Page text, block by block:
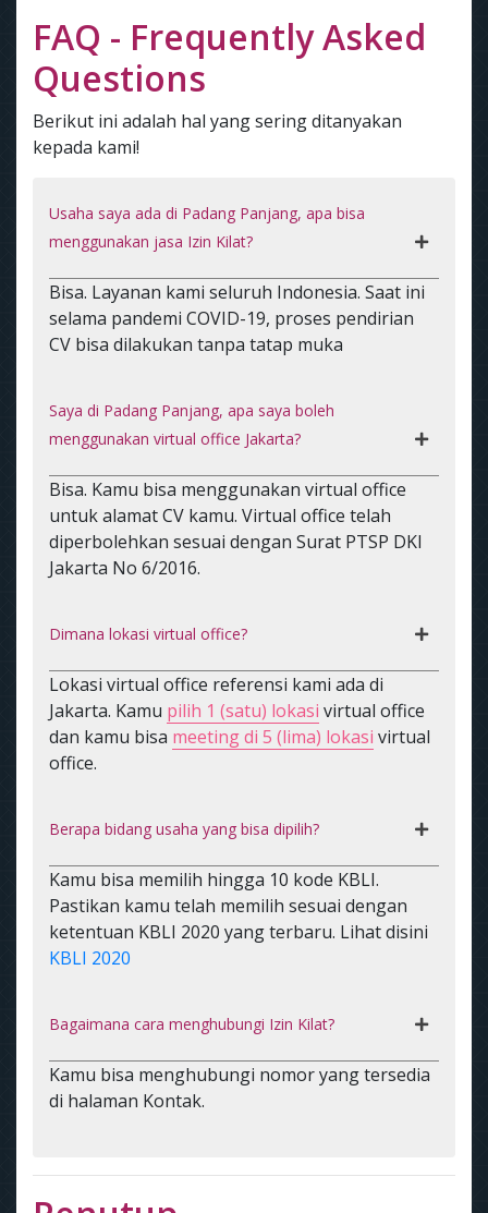
FAQ - Frequently Asked
Questions
Berikut ini adalah hal yang sering ditanyakan
kepada kami!
Usaha saya ada di Padang Panjang, apa bisa
menggunakan jasa Izin Kilat?
Bisa. Layanan kami seluruh Indonesia. Saat ini
selama pandemi COVID-19, proses pendirian
CV bisa dilakukan tanpa tatap muka
Saya di Padang Panjang, apa saya boleh
menggunakan virtual office Jakarta?
Bisa. Kamu bisa menggunakan virtual office
untuk alamat CV kamu. Virtual office telah
diperbolehkan sesuai dengan Surat PTSP DKI
Jakarta No 6/2016.
Dimana lokasi virtual office?
Lokasi virtual office referensi kami ada di
Jakarta. Kamu pilih 1 (satu) lokasi virtual office
dan kamu bisa meeting di 5 (lima) lokasi virtual
office.
Berapa bidang usaha yang bisa dipilih?
Kamu bisa memilih hingga 10 kode KBLI.
Pastikan kamu telah memilih sesuai dengan
ketentuan KBLI 2020 yang terbaru. Lihat disini
KBLI 2020
Bagaimana cara menghubungi Izin Kilat?
Kamu bisa menghubungi nomor yang tersedia
di halaman Kontak.